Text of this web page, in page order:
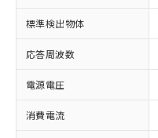
標準検出物体
応答周波数
電源電圧
消費電流